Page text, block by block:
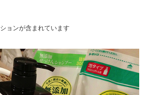
ョンが含まれています